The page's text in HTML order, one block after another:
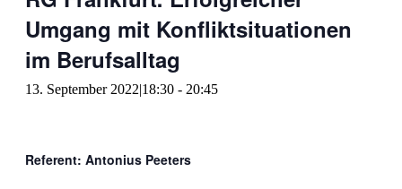
Umgang mit Konfliktsituationen
im Berufsalltag
13. September 2022|18:30 - 20:45
Referent: Antonius Peeters